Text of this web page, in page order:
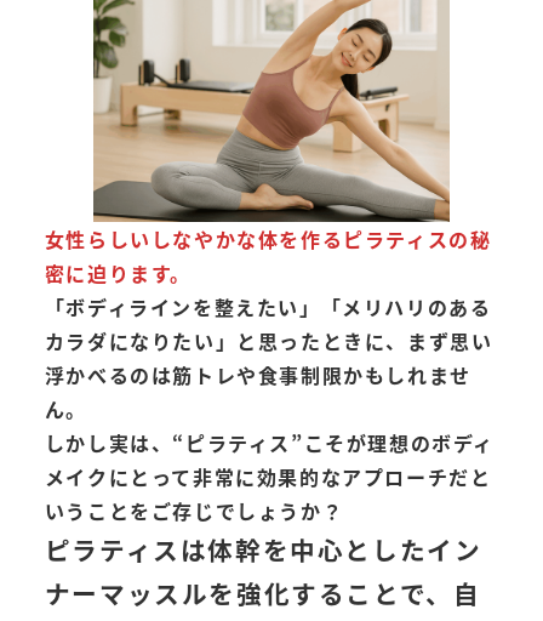
女性らしいしなやかな体を作るピラティスの秘
密に迫ります。
「ボディラインを整えたい」「メリハリのある
カラダになりたい」と思ったときに、まず思い
浮かべるのは筋トレや食事制限かもしれませ
ん。
しかし実は、“ピラティス”こそが理想のボディ
メイクにとって非常に効果的なアプローチだと
いうことをご存じでしょうか？
ピラティスは体幹を中心としたイン
ナーマッスルを強化することで、自